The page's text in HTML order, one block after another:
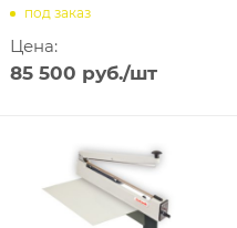
под заказ
Цена:
85 500 руб./шт